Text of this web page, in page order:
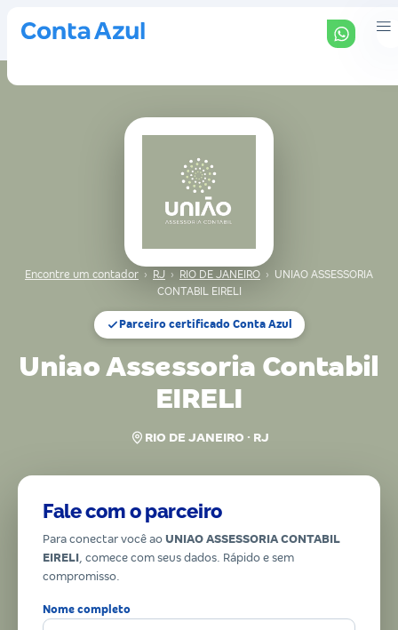
Encontre um contador › RJ › RIO DE JANEIRO › UNIAO ASSESSORIA
CONTABIL EIRELI
Parceiro certificado Conta Azul
Uniao Assessoria Contabil
EIRELI
RIO DE JANEIRO · RJ
Fale com o parceiro
Para conectar você ao UNIAO ASSESSORIA CONTABIL
EIRELI, comece com seus dados. Rápido e sem
compromisso.
Nome completo